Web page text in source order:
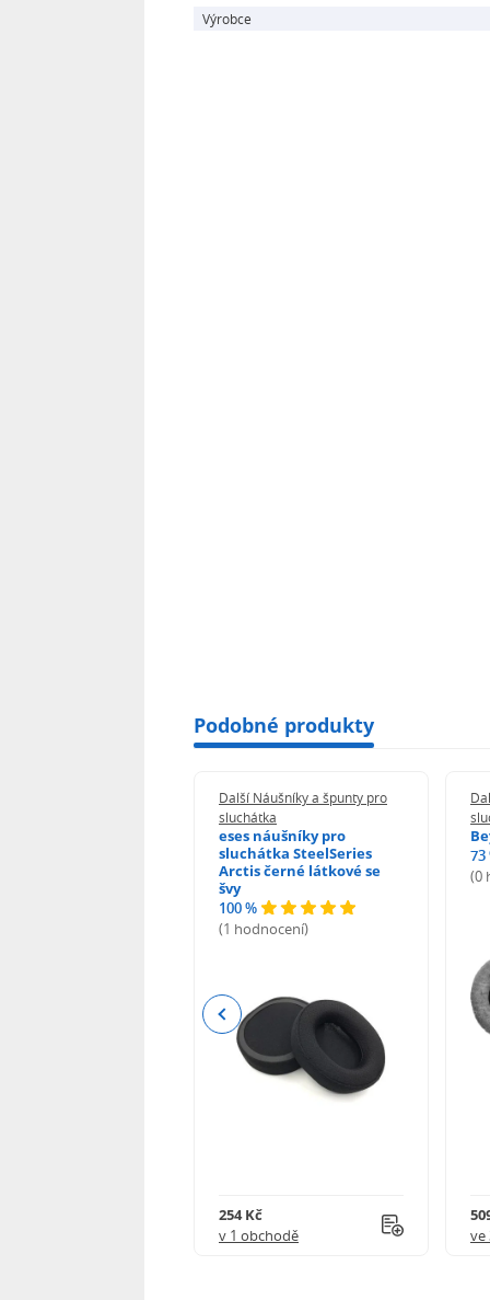
Výrobce
Podobné produkty
Další Náušníky a špunty pro
sluchátka
eses náušníky pro
sluchátka SteelSeries
Arctis černé látkové se
švy
100 %
(1 hodnocení)
254 Kč
v 1 obchodě
73
(0
ve
Previous